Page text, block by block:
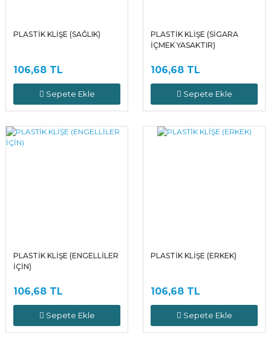
PLASTİK KLİŞE (SAĞLIK)
106,68 TL
Sepete Ekle
PLASTİK KLİŞE (SİGARA
İÇMEK YASAKTIR)
106,68 TL
Sepete Ekle
PLASTİK KLİŞE (ENGELLİLER
İÇİN)
106,68 TL
Sepete Ekle
PLASTİK KLİŞE (ERKEK)
106,68 TL
Sepete Ekle